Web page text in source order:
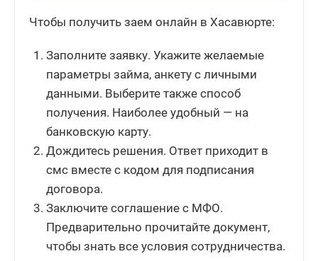
Чтобы получить заем онлайн в Хасавюрте:
Заполните заявку. Укажите желаемые
параметры займа, анкету с личными
данными. Выберите также способ
получения. Наиболее удобный — на
банковскую карту.
Дождитесь решения. Ответ приходит в
смс вместе с кодом для подписания
договора.
Заключите соглашение с МФО.
Предварительно прочитайте документ,
чтобы знать все условия сотрудничества.